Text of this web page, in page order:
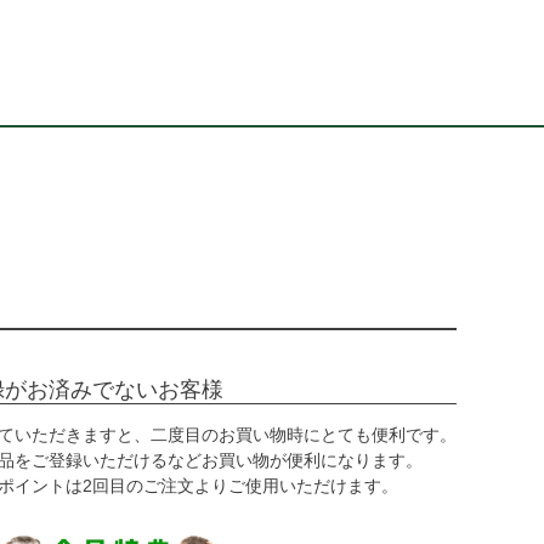
お済みでないお客様
いただきますと、二度目のお買い物時にとても便利です。
をご登録いただけるなどお買い物が便利になります。
イントは2回目のご注文よりご使用いただけます。